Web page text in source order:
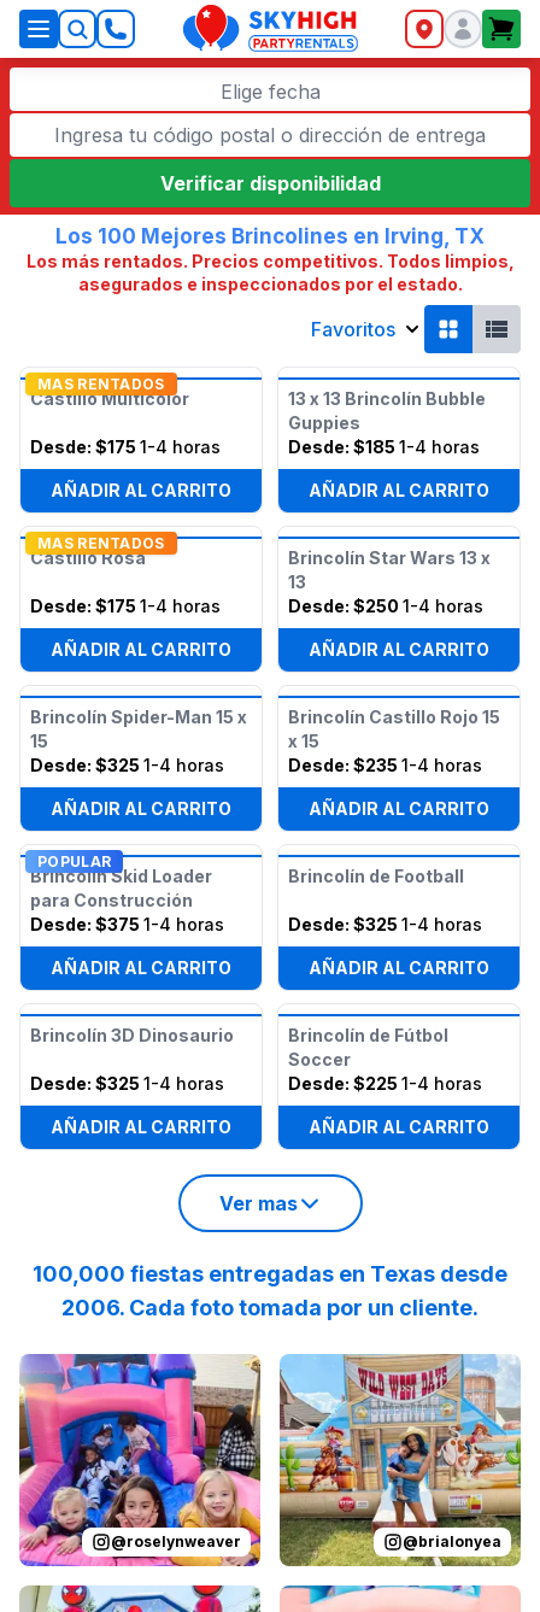
SkyHigh Logo
Elige fecha
Verificar disponibilidad
Los 100 Mejores Brincolines en Irving, TX
Los más rentados. Precios competitivos. Todos limpios,
asegurados e inspeccionados por el estado.
Favoritos
MAS RENTADOS
Castillo Multicolor
Desde: $175 1-4 horas
AÑADIR AL CARRITO
13 x 13 Brincolín Bubble
Guppies
Desde: $185 1-4 horas
AÑADIR AL CARRITO
MAS RENTADOS
Castillo Rosa
Desde: $175 1-4 horas
AÑADIR AL CARRITO
Brincolín Star Wars 13 x
13
Desde: $250 1-4 horas
AÑADIR AL CARRITO
Brincolín Spider-Man 15 x
15
Desde: $325 1-4 horas
AÑADIR AL CARRITO
Brincolín Castillo Rojo 15
x 15
Desde: $235 1-4 horas
AÑADIR AL CARRITO
POPULAR
Brincolín Skid Loader
para Construcción
Desde: $375 1-4 horas
AÑADIR AL CARRITO
Brincolín de Football
Desde: $325 1-4 horas
AÑADIR AL CARRITO
Brincolín 3D Dinosaurio
Desde: $325 1-4 horas
AÑADIR AL CARRITO
Brincolín de Fútbol
Soccer
Desde: $225 1-4 horas
AÑADIR AL CARRITO
Ver mas
100,000 fiestas entregadas en Texas desde
2006. Cada foto tomada por un cliente.
Reviewed onInstagram by roselynweaver:It’s not a
@roselynweaver
Reviewed onInstagramby
@brialonyea
Reviewed onInstagram by jenndesouza Oscar
Reviewed on Instagram by